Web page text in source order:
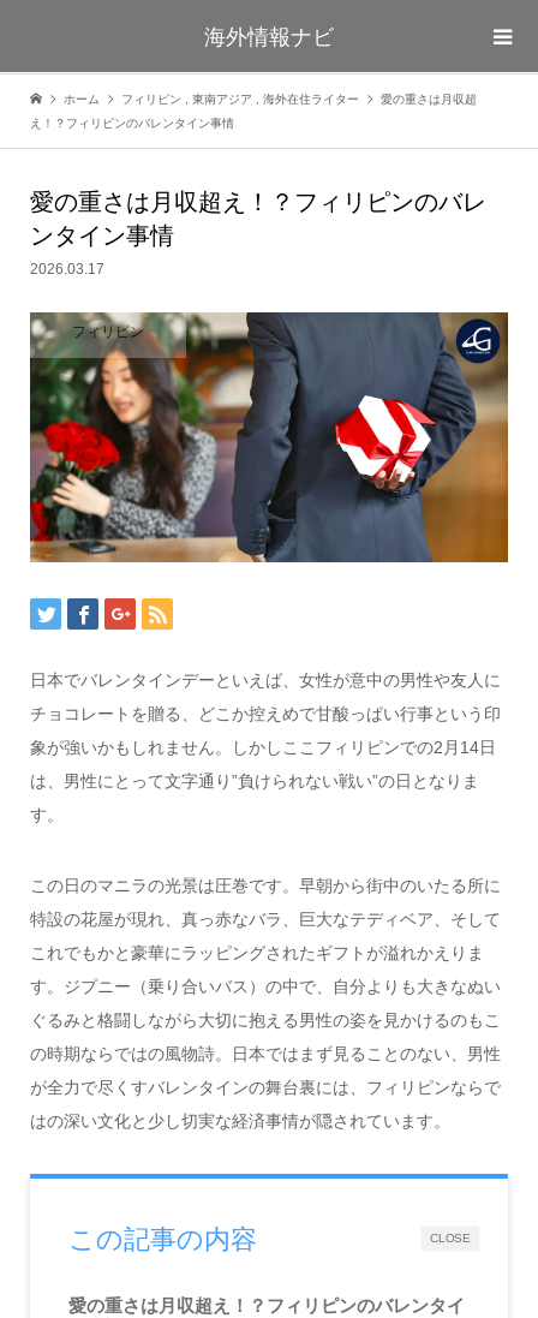
海外情報ナビ
ホーム フィリピン 東南アジア 海外在住ライター
愛の重さは月収超
え！？フィリピンのバレンタイン事情
愛の重さは月収超え！？フィリピンのバレ
ンタイン事情
2026.03.17
フィリピン
日本でバレンタインデーといえば、女性が意中の男性や友人に
チョコレートを贈る、どこか控えめで甘酸っぱい行事という印
象が強いかもしれません。しかしここフィリピンでの2月14日
は、男性にとって文字通り”負けられない戦い”の日となりま
す。
この日のマニラの光景は圧巻です。早朝から街中のいたる所に
特設の花屋が現れ、真っ赤なバラ、巨大なテディベア、そして
これでもかと豪華にラッピングされたギフトが溢れかえりま
す。ジプニー（乗り合いバス）の中で、自分よりも大きなぬい
ぐるみと格闘しながら大切に抱える男性の姿を見かけるのもこ
の時期ならではの風物詩。日本ではまず見ることのない、男性
が全力で尽くすバレンタインの舞台裏には、フィリピンならで
はの深い文化と少し切実な経済事情が隠されています。
CLOSE
この記事の内容
愛の重さは月収超え！？フィリピンのバレンタイ